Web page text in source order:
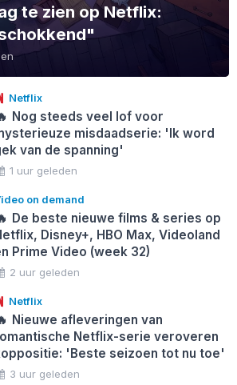
te zien op Netflix:
Netflix
Nog steeds veel lof voor
misdaadserie: 'Ik word
van de spanning'
1 uur geleden
on demand
De beste nieuwe films & series op
Disney+, HBO Max, Videoland
Prime Video (week 32)
2 uur geleden
Netflix
Nieuwe afleveringen van
Netflix-serie veroveren
'Beste seizoen tot nu toe'
3 uur geleden